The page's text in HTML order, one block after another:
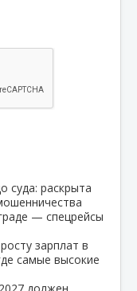
суда: раскрыта
— спецрейсы
зарплат в
самые высокие